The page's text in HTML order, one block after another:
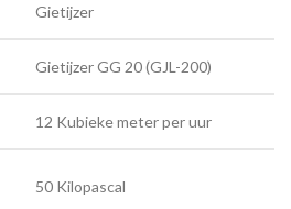
Gietijzer
Gietijzer GG 20 (GJL-200)
12 Kubieke meter per uur
50 Kilopascal